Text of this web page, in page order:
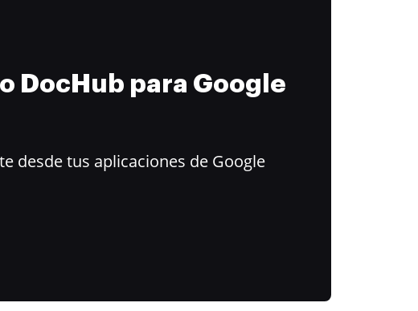
DocHub para Google
desde tus aplicaciones de Google